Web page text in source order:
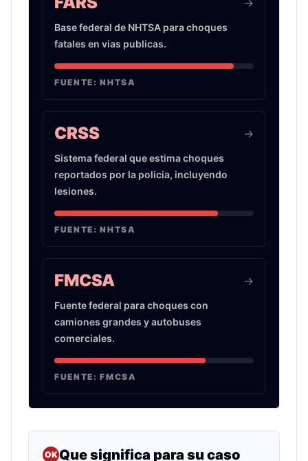
Base federal de NHTSA para choques
fatales en vias publicas.
->
FUENTE:NHTSA
CRSS
Sistema federal que estima choques
reportados por la policia, incluyendo
lesiones.
->
FUENTE:NHTSA
FMCSA
Fuente federal para choques con
camiones grandes y autobuses
comerciales.
->
FUENTE:FMCSA
OKQue significa para su caso